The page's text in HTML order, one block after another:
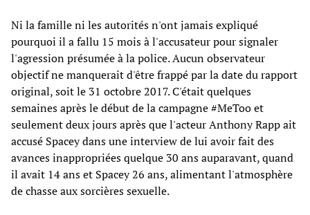
Ni la famille ni les autorités n'ont jamais expliqué
pourquoi il a fallu 15 mois à l'accusateur pour signaler
l'agression présumée à la police. Aucun observateur
objectif ne manquerait d'être frappé par la date du rapport
original, soit le 31 octobre 2017. C'était quelques
semaines après le début de la campagne #MeToo et
seulement deux jours après que l'acteur Anthony Rapp ait
accusé Spacey dans une interview de lui avoir fait des
avances inappropriées quelque 30 ans auparavant, quand
il avait 14 ans et Spacey 26 ans, alimentant l'atmosphère
de chasse aux sorcières sexuelle.